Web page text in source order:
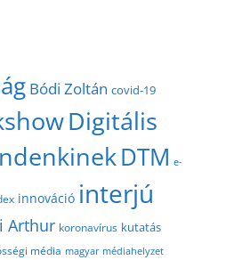
Bódi Zoltán covid-19
Digitális
DTM e-
innováció interjú
Arthur koronavírus kutatás
média magyar médiahelyzet